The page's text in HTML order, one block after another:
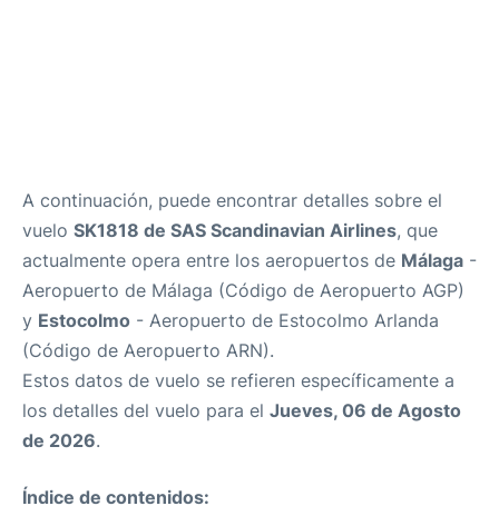
A continuación, puede encontrar detalles sobre el
vuelo SK1818 de SAS Scandinavian Airlines, que
actualmente opera entre los aeropuertos de Málaga -
Aeropuerto de Málaga (Código de Aeropuerto AGP)
y Estocolmo - Aeropuerto de Estocolmo Arlanda
(Código de Aeropuerto ARN).
Estos datos de vuelo se refieren específicamente a
los detalles del vuelo para el Jueves, 06 de Agosto
de 2026.
Índice de contenidos: